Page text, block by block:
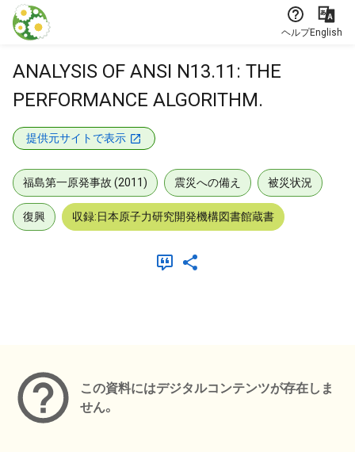
本文に飛ぶ
ヘルプEnglish
ANALYSIS OF ANSI N13.11: THE
PERFORMANCE ALGORITHM.
提供元サイトで表示
福島第一原発事故 (2011) 震災への備え 被災状況
復興 収録:日本原子力研究開発機構図書館蔵書
この資料にはデジタルコンテンツが存在しま
せん。